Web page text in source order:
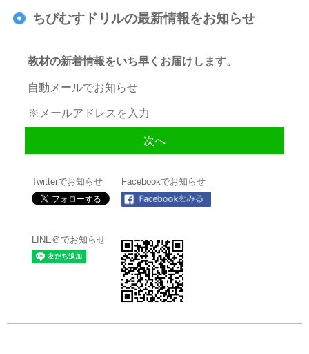
ちびむすドリルの最新情報をお知らせ
教材の新着情報をいち早くお届けします。
自動メールでお知らせ
Twitterでお知らせ Facebookでお知らせ
LINE＠でお知らせ